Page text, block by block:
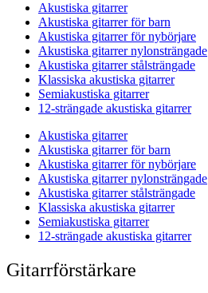
Akustiska gitarrer
Akustiska gitarrer för barn
Akustiska gitarrer för nybörjare
Akustiska gitarrer nylonsträngade
Akustiska gitarrer stålsträngade
Klassiska akustiska gitarrer
Semiakustiska gitarrer
12-strängade akustiska gitarrer
Akustiska gitarrer
Akustiska gitarrer för barn
Akustiska gitarrer för nybörjare
Akustiska gitarrer nylonsträngade
Akustiska gitarrer stålsträngade
Klassiska akustiska gitarrer
Semiakustiska gitarrer
12-strängade akustiska gitarrer
Gitarrförstärkare